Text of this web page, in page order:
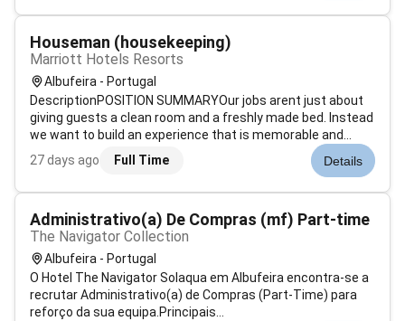
Houseman (housekeeping)
Marriott Hotels Resorts
Albufeira - Portugal
DescriptionPOSITION SUMMARYOur jobs arent just about
giving guests a clean room and a freshly made bed. Instead
we want to build an experience that is memorable and
unique. Our Guest Environment Experts are skilled in a wide
range of housekeeping functions with responsibility for
27 days ago Full Time Details
Administrativo(a) De Compras (mf) Part-time
The Navigator Collection
Albufeira - Portugal
O Hotel The Navigator Solaqua em Albufeira encontra-se a
recrutar Administrativo(a) de Compras (Part-Time) para
reforço da sua equipa.Principais